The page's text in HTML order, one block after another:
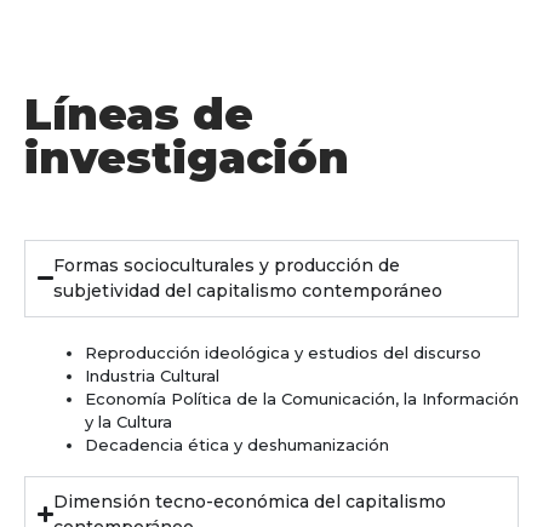
Líneas de
investigación
Formas socioculturales y producción de
subjetividad del capitalismo contemporáneo
Reproducción ideológica y estudios del discurso
Industria Cultural
Economía Política de la Comunicación, la Información
y la Cultura
Decadencia ética y deshumanización
Dimensión tecno-económica del capitalismo